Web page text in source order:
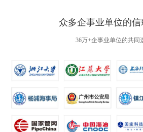
众多企事业单位的
36万+企事业单位的共同